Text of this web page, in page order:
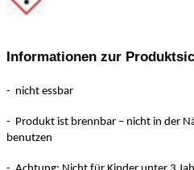
Informationen zur
- nicht essbar
- Produkt ist brennbar – nicht in der
benutzen